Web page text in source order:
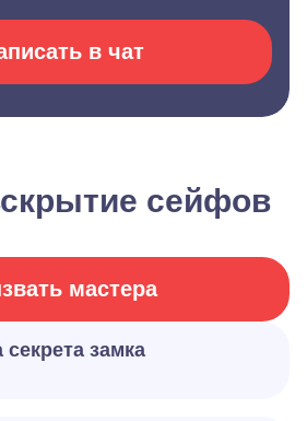
в чат
сейфов
мастера
замка